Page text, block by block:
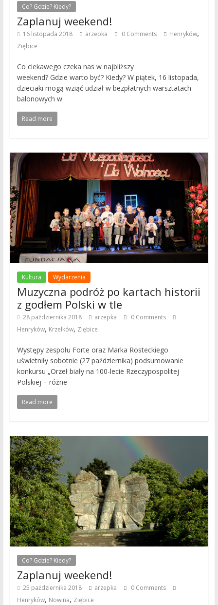
Co? Gdzie? Kiedy?
Zaplanuj weekend!
16 listopada 2018 arzepka 0 Comments Henryków,
Ziębice
Co ciekawego czeka nas w najbliższy
weekend? Gdzie warto być? Kiedy? W piątek, 16 listopada,
dzieciaki mogą wziąć udział w bezpłatnych warsztatach
balonowych w
Read more
Kultura Wydarzenia
Muzyczna podróż po kartach historii
z godłem Polski w tle
28 października 2018 arzepka
0 Comments
Henryków, Krzelków, Ziębice
Występy zespołu Forte oraz Marka Rosteckiego
uświetniły sobotnie (27 października) podsumowanie
konkursu „Orzeł biały na 100-lecie Rzeczypospolitej
Polskiej – różne
Read more
Co? Gdzie? Kiedy?
Zaplanuj weekend!
25 października 2018 arzepka
0 Comments
Henryków, Nowina, Ziębice